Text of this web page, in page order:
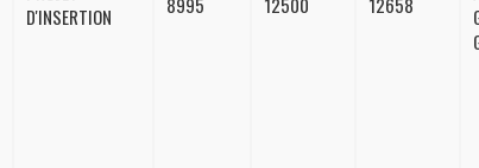
D'INSERTION